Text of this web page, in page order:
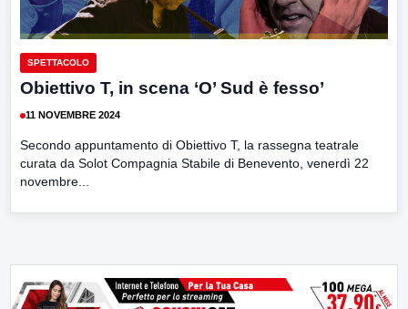
SPETTACOLO
Obiettivo T, in scena ‘O’ Sud è fesso’
11 NOVEMBRE 2024
Secondo appuntamento di Obiettivo T, la rassegna teatrale
curata da Solot Compagnia Stabile di Benevento, venerdì 22
novembre...